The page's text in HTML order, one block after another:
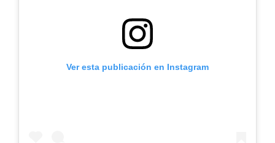
Ver esta publicación en Instagram